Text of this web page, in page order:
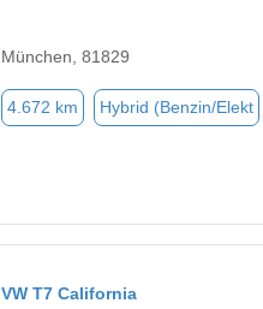
München, 81829
4.672 km Hybrid (Benzin/Elekt
VW T7 California